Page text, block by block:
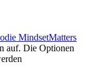
auf. Die Optionen